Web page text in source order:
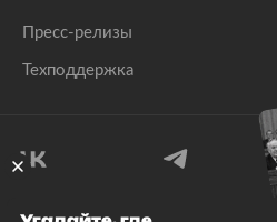
Пресс-релизы
Техподдержка